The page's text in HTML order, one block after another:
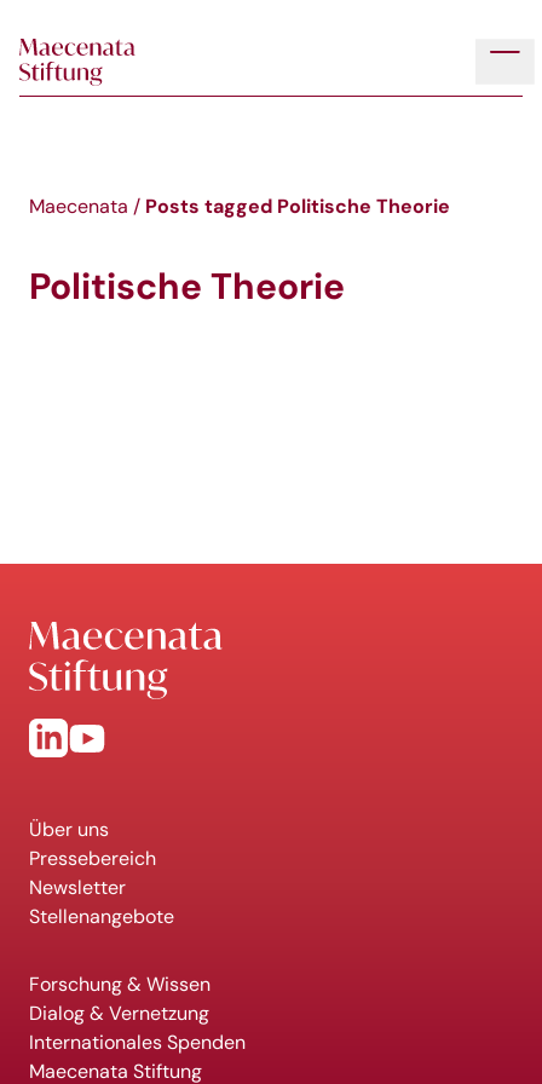
Maecenata / Posts tagged Politische Theorie
Politische Theorie
Über uns
Pressebereich
Newsletter
Stellenangebote
Forschung & Wissen
Dialog & Vernetzung
Internationales Spenden
Maecenata Stiftung